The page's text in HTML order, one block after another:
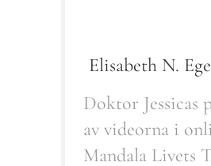
Elisabeth N.
Doktor Jessicas
av videorna i
Mandala Livets